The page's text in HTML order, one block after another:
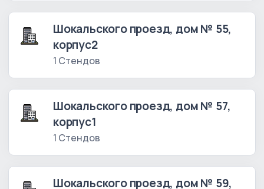
Шокальского проезд, дом № 55,
корпус2
1 Стендов
Шокальского проезд, дом № 57,
корпус1
1 Стендов
Шокальского проезд, дом № 59,